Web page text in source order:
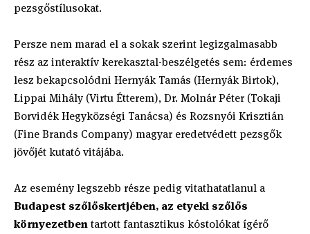
pezsgőstílusokat.
Persze nem marad el a sokak szerint legizgalmasabb
rész az interaktív kerekasztal-beszélgetés sem: érdemes
lesz bekapcsolódni Hernyák Tamás (Hernyák Birtok),
Lippai Mihály (Virtu Étterem), Dr. Molnár Péter (Tokaji
Borvidék Hegyközségi Tanácsa) és Rozsnyói Krisztián
(Fine Brands Company) magyar eredetvédett pezsgők
jövőjét kutató vitájába.
Az esemény legszebb része pedig vitathatatlanul a
Budapest szőlőskertjében, az etyeki szőlős
környezetbentartott fantasztikus kóstolókat ígérő